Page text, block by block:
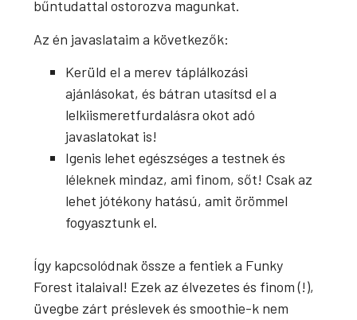
bűntudattal ostorozva magunkat.
Az én javaslataim a következők:
Kerüld el a merev táplálkozási
ajánlásokat, és bátran utasítsd el a
lelkiismeretfurdalásra okot adó
javaslatokat is!
Igenis lehet egészséges a testnek és
léleknek mindaz, ami finom, sőt! Csak az
lehet jótékony hatású, amit örömmel
fogyasztunk el.
Így kapcsolódnak össze a fentiek a Funky
Forest italaival! Ezek az élvezetes és finom (!),
üvegbe zárt préslevek és smoothie-k nem